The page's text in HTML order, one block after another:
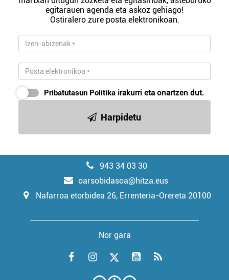
egitarauen agenda eta askoz gehiago!
Ostiralero zure posta elektronikoan.
Pribatutasun Politika irakurri eta onartzen dut.
Harpidetu
943 34 03 30
oarsobidasoa@hitza.eus
Nafarroa etorbidea 26, Errenteria-Orereta 20100
Nor gara